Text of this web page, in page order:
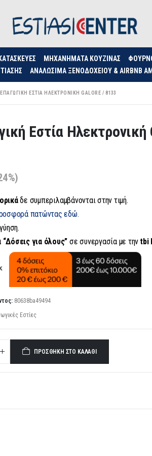
ΜΗΧΑΝΉΜΑΤΑ ΚΟΥΖΊΝΑΣ
ΑΝΑΛΏΣΙΜΑ ΞΕΝΟΔΟΧΕΊΟΥ & AIRBNB
ΕΠΑΓΩΓΙΚΉ ΕΣΤΊΑ ΗΛΕΚΤΡΟΝΙΚΉ GALORE / 8133
Εστία Ηλεκτρονική
δε συμπεριλαμβάνονται στην τιμή.
πατώντας εδώ.
για όλους” σε συνεργασία με την tbi
80638ba49494
Εστίες
ΠΡΟΣΘΉΚΗ ΣΤΟ ΚΑΛΆΘΙ